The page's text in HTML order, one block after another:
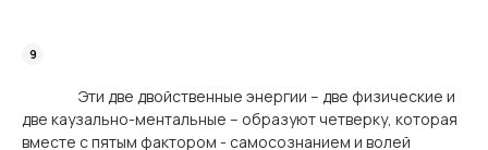
Эти две двойственные энергии – две физические и
две каузально-ментальные – образуют четверку, которая
вместе с пятым фактором - самосознанием и волей